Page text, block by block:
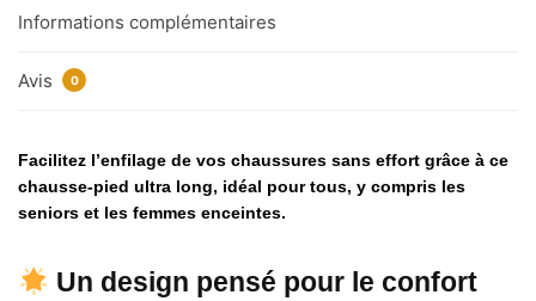
Informations complémentaires
Avis 0
Facilitez l’enfilage de vos chaussures sans effort grâce à ce
chausse-pied ultra long, idéal pour tous, y compris les
seniors et les femmes enceintes.
Un design pensé pour le confort